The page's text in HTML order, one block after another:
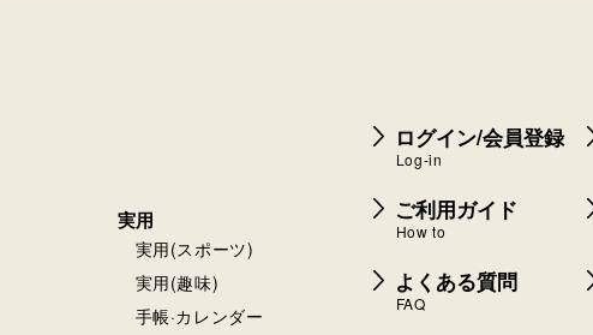
実用
実用(スポーツ)
実用(趣味)
手帳·カレンダー
ログイン/会員登録
Log-in
ご利用ガイド
How to
よくある質問
FAQ